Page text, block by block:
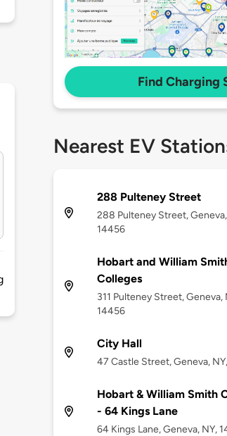
Find Charging
Nearest EV
288 Pulteney Street
288 Pulteney Street,
14456
Hobart and William
Colleges
311 Pulteney Street, Geneva,
14456
City Hall
47 Castle Street, Geneva,
Hobart & William Smith
- 64 Kings Lane
64 Kings Lane, Geneva, NY,